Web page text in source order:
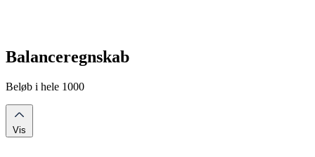
Balanceregnskab
Beløb i hele 1000
Vis